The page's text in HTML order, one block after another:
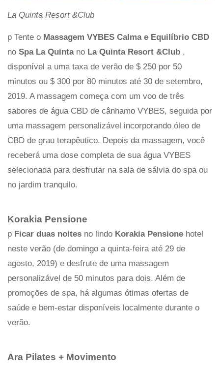
La Quinta Resort &Club
p Tente o Massagem VYBES Calma e Equilíbrio CBD
no Spa La Quinta no La Quinta Resort &Club ,
disponível a uma taxa de verão de $ 250 por 50
minutos ou $ 300 por 80 minutos até 30 de setembro,
2019. A massagem começa com um voo de três
sabores de água CBD de cânhamo VYBES, seguida por
uma massagem personalizável incorporando óleo de
CBD de grau terapêutico. Depois da massagem, você
receberá uma dose completa de sua água VYBES
selecionada para desfrutar na sala de sálvia do spa ou
no jardim tranquilo.
Korakia Pensione
p Ficar duas noites no lindo Korakia Pensione hotel
neste verão (de domingo a quinta-feira até 29 de
agosto, 2019) e desfrute de uma massagem
personalizável de 50 minutos para dois. Além de
promoções de spa, há algumas ótimas ofertas de
saúde e bem-estar disponíveis localmente durante o
verão.
Ara Pilates + Movimento